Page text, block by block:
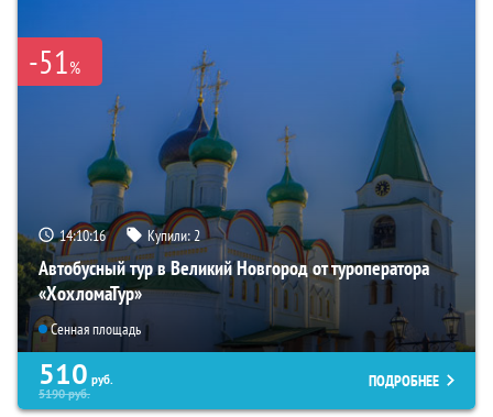
-51%
14:10:14 Купили:2
Автобусный тур в Великий Новгород от туроператора
«ХохломаТур»
Сенная площадь
510 руб.
5190руб.
ПОДРОБНЕЕ